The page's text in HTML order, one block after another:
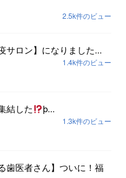
2.5k件のビュー
サロン】になりました...
1.4k件のビュー
結した þ...
1.3k件のビュー
歯医者さん】ついに！福